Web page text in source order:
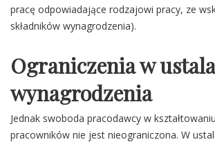
pracę odpowiadające rodzajowi pracy, ze
składników wynagrodzenia).
Ograniczenia w
wynagrodzenia
Jednak swoboda pracodawcy w
pracowników nie jest nieograniczona. W